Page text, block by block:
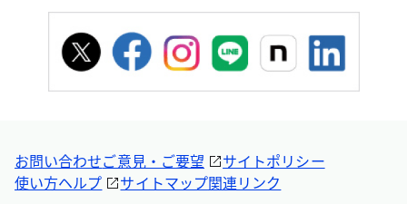
お問い合わせご意見・ご要望
サイトポリシー
使い方ヘルプ
サイトマップ関連リンク